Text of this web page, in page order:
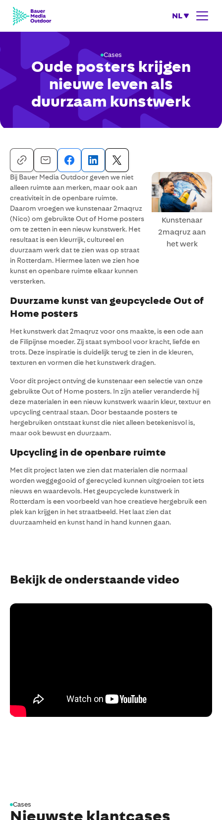
NL
Cases
Oude posters krijgen
nieuwe leven als
duurzaam kunstwerk
Kunstenaar
2maqruz aan
het werk
Bij Bauer Media Outdoor geven we niet
alleen ruimte aan merken, maar ook aan
creativiteit in de openbare ruimte.
Daarom vroegen we kunstenaar 2maqruz
(Nico) om gebruikte Out of Home posters
om te zetten in een nieuw kunstwerk. Het
resultaat is een kleurrijk, cultureel en
duurzaam werk dat te zien was op straat
in Rotterdam. Hiermee laten we zien hoe
kunst en openbare ruimte elkaar kunnen
versterken.
Duurzame kunst van geupcyclede Out of
Home posters
Het kunstwerk dat 2maqruz voor ons maakte, is een ode aan
de Filipijnse moeder. Zij staat symbool voor kracht, liefde en
trots. Deze inspiratie is duidelijk terug te zien in de kleuren,
texturen en vormen die het kunstwerk dragen.
Voor dit project ontving de kunstenaar een selectie van onze
gebruikte Out of Home posters. In zijn atelier veranderde hij
deze materialen in een nieuw kunstwerk waarin kleur, textuur en
upcycling centraal staan. Door bestaande posters te
hergebruiken ontstaat kunst die niet alleen betekenisvol is,
maar ook bewust en duurzaam.
Upcycling in de openbare ruimte
Met dit project laten we zien dat materialen die normaal
worden weggegooid of gerecycled kunnen uitgroeien tot iets
nieuws en waardevols. Het geupcyclede kunstwerk in
Rotterdam is een voorbeeld van hoe creatieve hergebruik een
plek kan krijgen in het straatbeeld. Het laat zien dat
duurzaamheid en kunst hand in hand kunnen gaan.
Bekijk de onderstaande video
Cases